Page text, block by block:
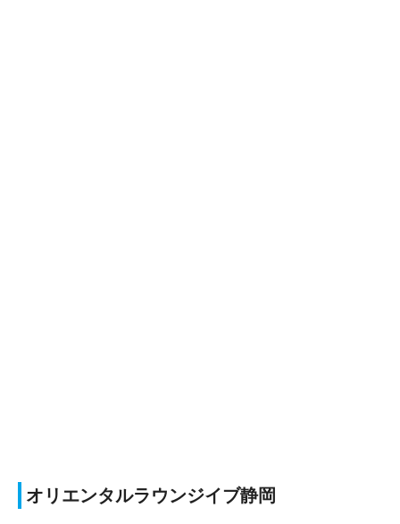
オリエンタルラウンジイブ静岡